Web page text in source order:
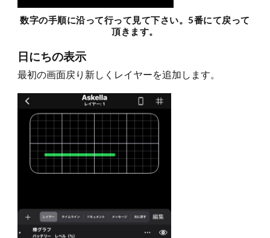
数字の手順に沿って行って見て下さい。5番にて戻って
頂きます。
日にちの表示
最初の画面戻り新しくレイヤーを追加します。